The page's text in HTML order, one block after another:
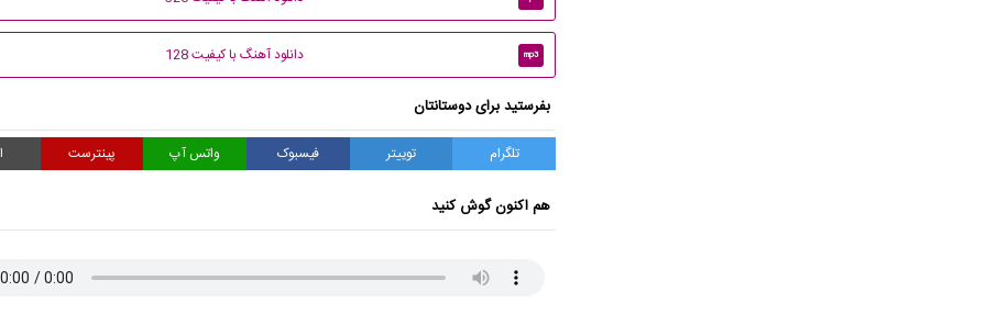
mp3 دانلود آهنگ با کیفیت 128
بفرستید برای دوستانتان
تلگرام توییتر فیسبوک واتس آپ پینترست
هم اکنون گوش کنید